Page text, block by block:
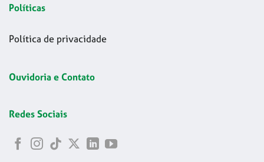
Políticas
Política de privacidade
Ouvidoria e Contato
Redes Sociais